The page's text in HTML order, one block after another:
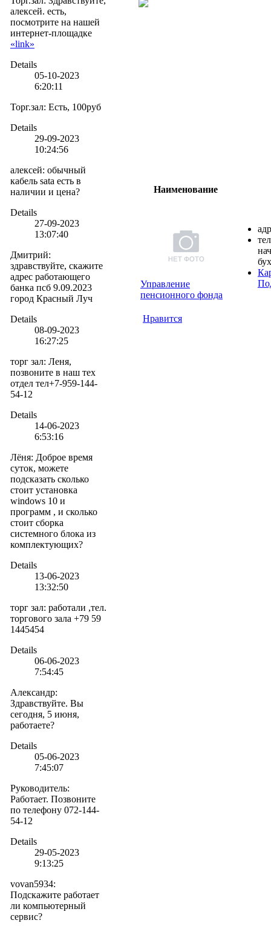
алексей. есть,
посмотрите на нашей
интернет-площадке
«link»
Details
05-10-2023
6:20:11
Торг.зал: Есть, 100руб
Details
29-09-2023
10:24:56
алексей: обычный
кабель sata есть в
наличии и цена?
Details
27-09-2023
13:07:40
Дмитрий:
здравствуйте, скажите
адрес работающего
банка псб 9.09.2023
город Красный Луч
Details
08-09-2023
16:27:25
торг зал: Леня,
позвоните в наш тех
отдел тел+7-959-144-
54-12
Details
14-06-2023
6:53:16
Лёня: Доброе время
суток, можете
подсказать сколько
стоит установка
windows 10 и
программ , и сколько
стоит сборка
системного блока из
комплектующих?
Details
13-06-2023
13:32:50
торг зал: работали ,тел.
торгового зала +79 59
1445454
Details
06-06-2023
7:54:45
Александр:
Здравствуйте. Вы
сегодня, 5 июня,
работаете?
Details
05-06-2023
7:45:07
Руководитель:
Работает. Позвоните
по телефону 072-144-
54-12
Details
29-05-2023
9:13:25
vovan5934:
Подскажите работает
ли компьютерный
сервис?
Наименование
Управление
пенсионного фонда
Нравится